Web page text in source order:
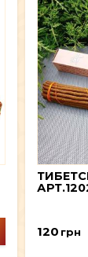
120 грн